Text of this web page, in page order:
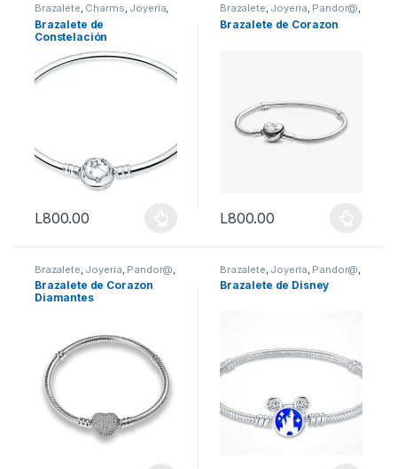
Brazalete, Charms, Joyeria,
Vestimenta & Moda
Brazalete de
Constelación
L800.00
Este producto tiene múltiples variantes. Las opciones se
Brazalete, Joyeria, Pandor@,
Vestimenta & Moda
Brazalete de Corazon
L800.00
Este producto tiene múltiples
Brazalete Joyeria Pandor@
Vestimenta & Moda
Brazalete de Corazon
Diamantes
Brazalete Joyeria Pandor@
Vestimenta & Moda
Brazalete de Disney